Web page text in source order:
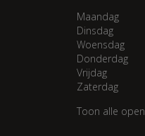
Maandag
Dinsdag
Woensdag
Donderdag
Vrijdag
Zaterdag
Toon alle